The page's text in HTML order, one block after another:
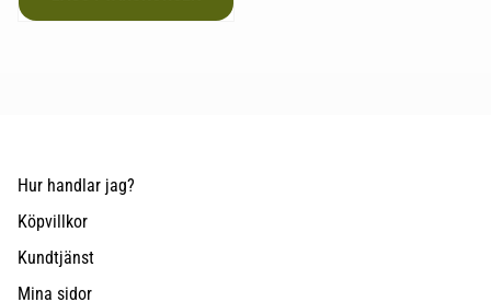
Hur handlar jag?
Köpvillkor
Kundtjänst
Mina sidor